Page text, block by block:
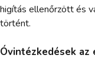
higítás ellenőrzött és
történt.
Óvintézkedések az